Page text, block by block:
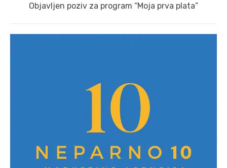
Next
Objavljen poziv za program “Moja prva plata”